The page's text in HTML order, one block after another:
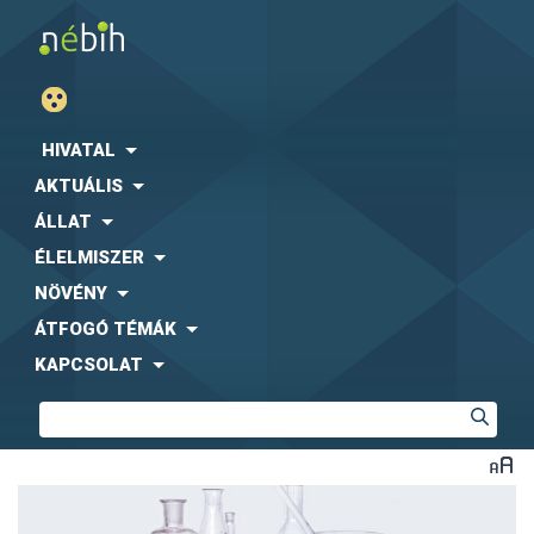
HIVATAL
AKTUÁLIS
ÁLLAT
ÉLELMISZER
NÖVÉNY
ÁTFOGÓ TÉMÁK
KAPCSOLAT